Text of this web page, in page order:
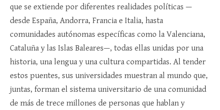
que se extiende por diferentes realidades políticas —
desde España, Andorra, Francia e Italia, hasta
comunidades autónomas específicas como la Valenciana,
Cataluña y las Islas Baleares—, todas ellas unidas por una
historia, una lengua y una cultura compartidas. Al tender
estos puentes, sus universidades muestran al mundo que,
juntas, forman el sistema universitario de una comunidad
de más de trece millones de personas que hablan y